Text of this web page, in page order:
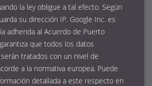
la ley obligue a tal efecto. Según
su dirección IP. Google Inc. es
adherida al Acuerdo de Puerto
que todos los datos
tratados con un nivel de
a la normativa europea. Puede
detallada a este respecto en